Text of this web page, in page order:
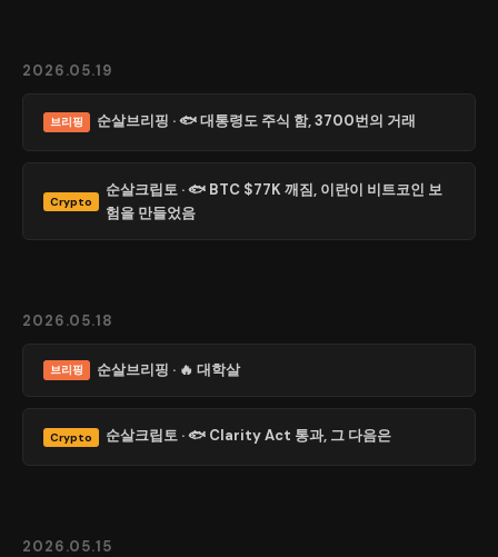
2026.05.19
브리핑 순살브리핑 · 🐟 대통령도 주식 함, 3700번의 거래
Crypto
순살크립토 · 🐟 BTC $77K 깨짐, 이란이 비트코인 보
험을 만들었음
2026.05.18
브리핑 순살브리핑 · 🔥 대학살
Crypto 순살크립토 · 🐟 Clarity Act 통과, 그 다음은
2026.05.15